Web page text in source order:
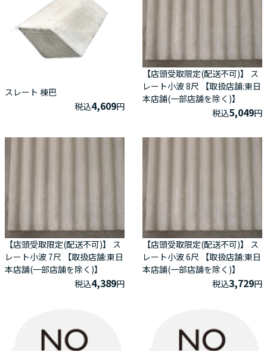
スレート 棟巴
税込4,609円
【店頭受取限定(配送不可)】 ス
レート小波 8尺 【取扱店舗:東日
本店舗(一部店舗を除く)】
税込5,049円
【店頭受取限定(配送不可)】 ス
レート小波 7尺 【取扱店舗:東日
本店舗(一部店舗を除く)】
税込4,389円
【店頭受取限定(配送不可)】 ス
レート小波 6尺 【取扱店舗:東日
本店舗(一部店舗を除く)】
税込3,729円